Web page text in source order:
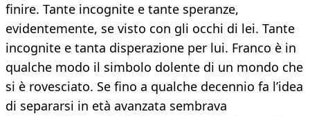
finire. Tante incognite e tante speranze,
evidentemente, se visto con gli occhi di lei. Tante
incognite e tanta disperazione per lui. Franco è in
qualche modo il simbolo dolente di un mondo che
si è rovesciato. Se fino a qualche decennio fa l’idea
di separarsi in età avanzata sembrava